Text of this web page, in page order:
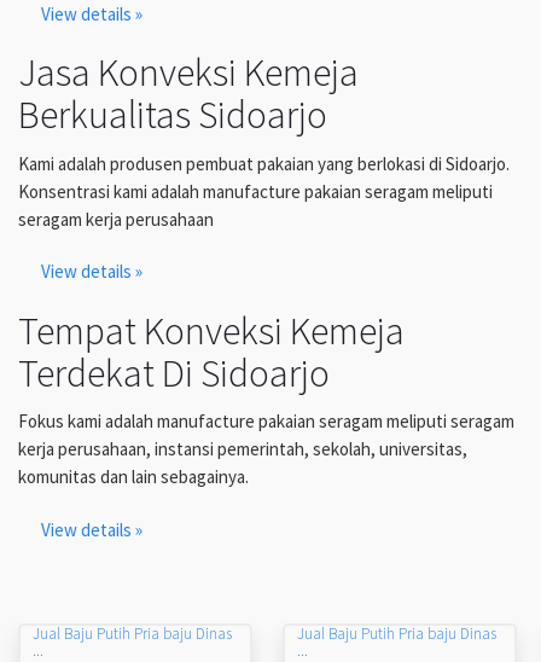
View details »
Jasa Konveksi Kemeja
Berkualitas Sidoarjo
Kami adalah produsen pembuat pakaian yang berlokasi di Sidoarjo.
Konsentrasi kami adalah manufacture pakaian seragam meliputi
seragam kerja perusahaan
View details »
Tempat Konveksi Kemeja
Terdekat Di Sidoarjo
Fokus kami adalah manufacture pakaian seragam meliputi seragam
kerja perusahaan, instansi pemerintah, sekolah, universitas,
komunitas dan lain sebagainya.
View details »
Jual Baju Putih Pria baju Dinas
...
Jual Baju Putih Pria baju Dinas
...